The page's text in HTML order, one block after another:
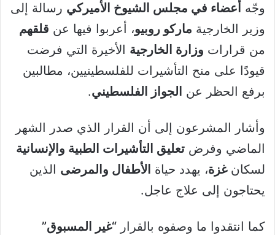
وجّه أعضاء في مجلس الشيوخ الأميركي رسالة إلى
وزير الخارجية ماركو روبيو، أعربوا فيها عن قلقهم
من قرارات وزارة الخارجية الأخيرة التي فرضت
قيودًا على منح التأشيرات للفلسطينيين، مطالبين
برفع الحظر عن الجواز الفلسطيني.
وأشار المشرعون إلى أن القرار الذي صدر الشهر
الماضي وفرض تعليق التأشيرات الطبية والإنسانية
لسكانغزة، يهدد حياة الأطفال والمرضى الذين
يحتاجون إلى علاج عاجل.
كما انتقدوا ما وصفوه بالقرار “غير المسبوق”